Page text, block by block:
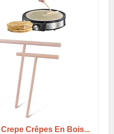
Crêpes En Bois...